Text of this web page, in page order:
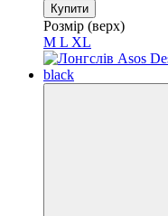
Купити
Розмір (верх)
M L XL